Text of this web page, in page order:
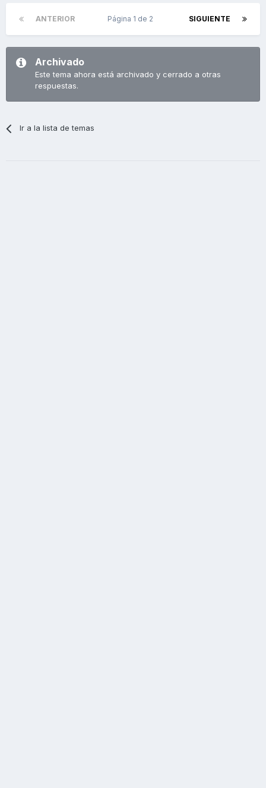
ANTERIOR SIGUIENTE
Página 1 de 2
Archivado
Este tema ahora está archivado y cerrado a otras
respuestas.
Ir a la lista de temas